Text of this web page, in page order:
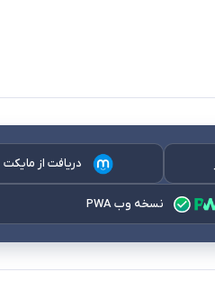
دریافت از مایکت
نسخه وب PWA